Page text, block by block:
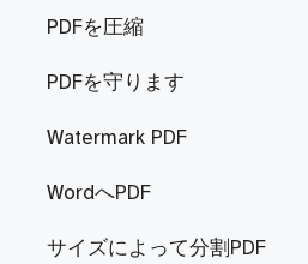
PDFを圧縮
PDFを守ります
Watermark PDF
WordへPDF
サイズによって分割PDF